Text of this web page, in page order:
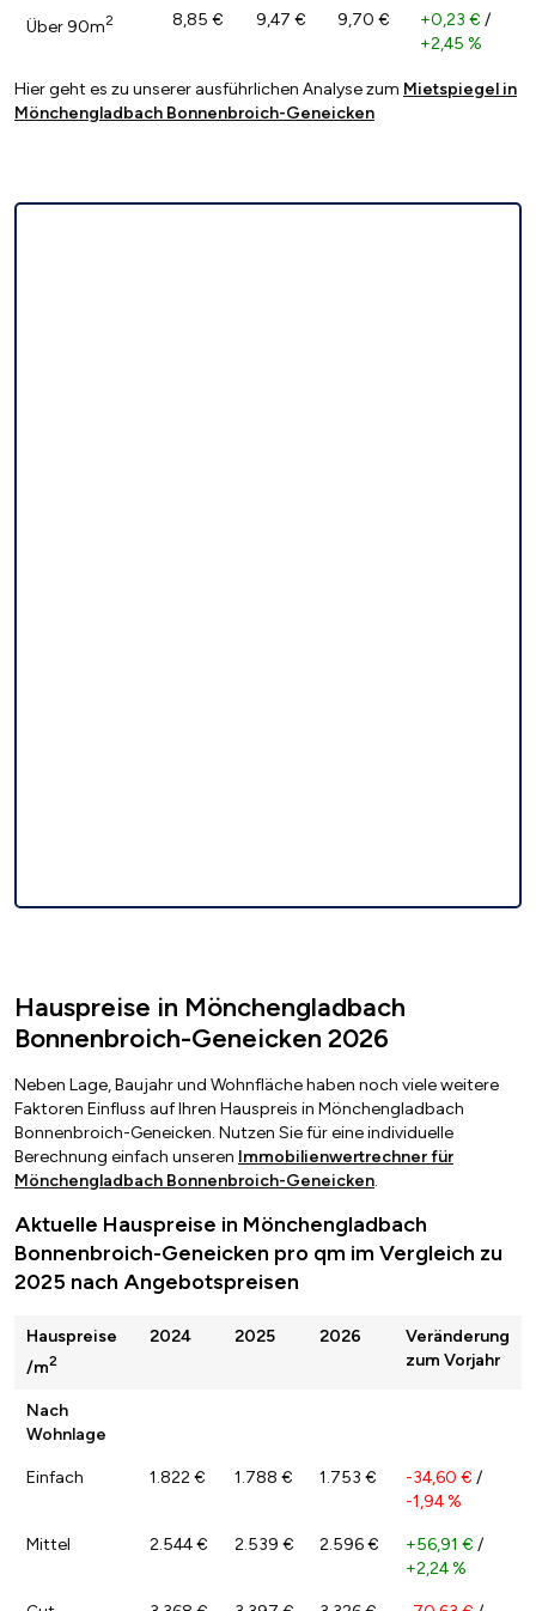
Über 90m2 8,85 € 9,47 € 9,70 € +0,23 € /
+2,45 %
Hier geht es zu unserer ausführlichen Analyse zum Mietspiegel in
Mönchengladbach Bonnenbroich-Geneicken
Hauspreise in Mönchengladbach
Bonnenbroich-Geneicken 2026
Neben Lage, Baujahr und Wohnfläche haben noch viele weitere
Faktoren Einfluss auf Ihren Hauspreis in Mönchengladbach
Bonnenbroich-Geneicken. Nutzen Sie für eine individuelle
Berechnung einfach unseren Immobilienwertrechner für
Mönchengladbach Bonnenbroich-Geneicken.
Aktuelle Hauspreise in Mönchengladbach
Bonnenbroich-Geneicken pro qm im Vergleich zu
2025 nach Angebotspreisen
Hauspreise
/m2
2024 2025 2026
Veränderung
zum Vorjahr
Nach
Wohnlage
Einfach 1.822 € 1.788 € 1.753 € -34,60 € /
-1,94 %
Mittel 2.544 € 2.539 € 2.596 € +56,91 € /
+2,24 %